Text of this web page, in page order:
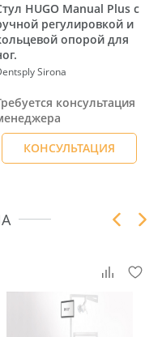
HUGO Manual Plus с
регулировкой и
опорой для
Sirona
консультация
КОНСУЛЬТАЦИЯ